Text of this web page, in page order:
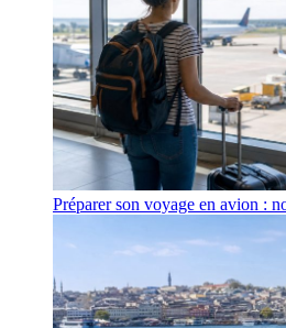
Préparer son voyage en avion :